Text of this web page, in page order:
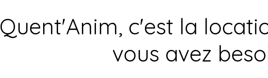
Quent'Anim, c'est la
vous avez